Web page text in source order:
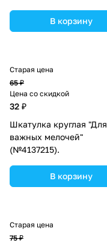
В корзину
Старая цена
65 ₽
Цена со скидкой
32 ₽
Шкатулка круглая "Для
важных мелочей"
(№4137215).
В корзину
Старая цена
75 ₽